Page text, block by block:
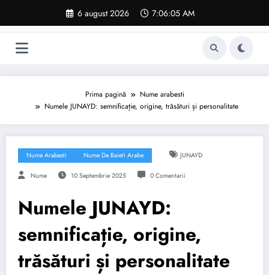
conținut
6 august 2026 7:06:06 AM
Prima pagină
Nume arabesti
Numele JUNAYD: semnificație, origine, trăsături și personalitate
Nume Arabesti Nume De Baieti Arabe JUNAYD
Nume 10 Septembrie 2025 0 Comentarii
Numele JUNAYD:
semnificație, origine,
trăsături și personalitate